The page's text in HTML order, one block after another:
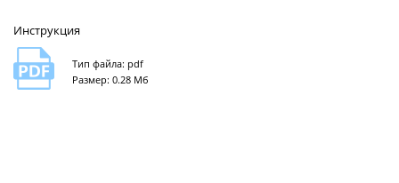
Инструкция
Тип файла: pdf
Размер: 0.28 Мб